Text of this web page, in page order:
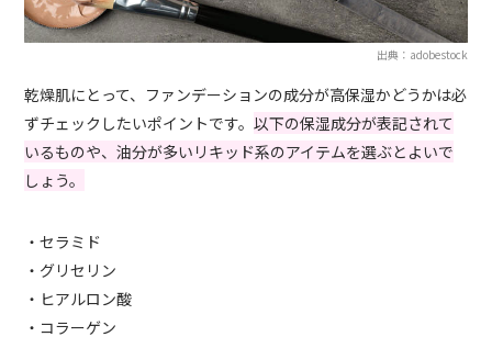
出典：adobestock
乾燥肌にとって、ファンデーションの成分が高保湿かどうかは必
ずチェックしたいポイントです。以下の保湿成分が表記されて
いるものや、油分が多いリキッド系のアイテムを選ぶとよいで
しょう。
・セラミド
・グリセリン
・ヒアルロン酸
・コラーゲン